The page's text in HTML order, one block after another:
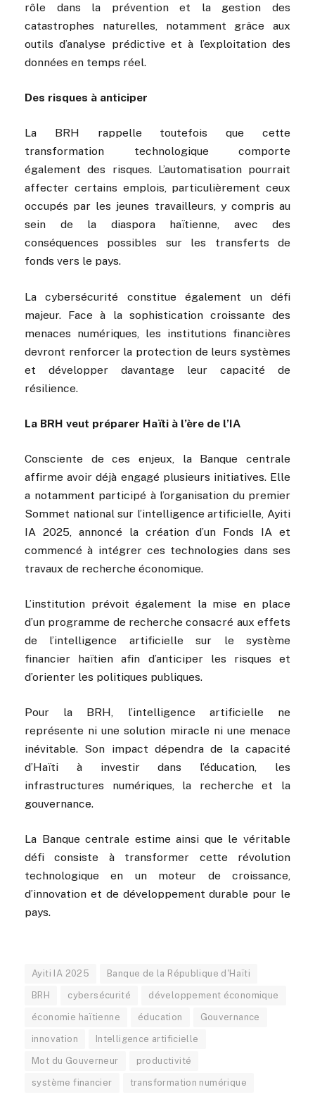
rôle dans la prévention et la gestion des
catastrophes naturelles, notamment grâce aux
outils d’analyse prédictive et à l’exploitation des
données en temps réel.
Des risques à anticiper
La BRH rappelle toutefois que cette
transformation technologique comporte
également des risques. L’automatisation pourrait
affecter certains emplois, particulièrement ceux
occupés par les jeunes travailleurs, y compris au
sein de la diaspora haïtienne, avec des
conséquences possibles sur les transferts de
fonds vers le pays.
La cybersécurité constitue également un défi
majeur. Face à la sophistication croissante des
menaces numériques, les institutions financières
devront renforcer la protection de leurs systèmes
et développer davantage leur capacité de
résilience.
La BRH veut préparer Haïti à l’ère de l’IA
Consciente de ces enjeux, la Banque centrale
affirme avoir déjà engagé plusieurs initiatives. Elle
a notamment participé à l’organisation du premier
Sommet national sur l’intelligence artificielle, Ayiti
IA 2025, annoncé la création d’un Fonds IA et
commencé à intégrer ces technologies dans ses
travaux de recherche économique.
L’institution prévoit également la mise en place
d’un programme de recherche consacré aux effets
de l’intelligence artificielle sur le système
financier haïtien afin d’anticiper les risques et
d’orienter les politiques publiques.
Pour la BRH, l’intelligence artificielle ne
représente ni une solution miracle ni une menace
inévitable. Son impact dépendra de la capacité
d’Haïti à investir dans l’éducation, les
infrastructures numériques, la recherche et la
gouvernance.
La Banque centrale estime ainsi que le véritable
défi consiste à transformer cette révolution
technologique en un moteur de croissance,
d’innovation et de développement durable pour le
pays.
Ayiti IA 2025 Banque de la République d'Haïti
BRH cybersécurité développement économique
économie haïtienne éducation Gouvernance
innovation Intelligence artificielle
Mot du Gouverneur productivité
système financier transformation numérique